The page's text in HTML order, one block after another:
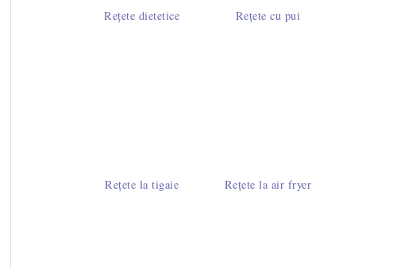
Rețete dietetice Rețete cu pui
Rețete la tigaie Rețete la air fryer